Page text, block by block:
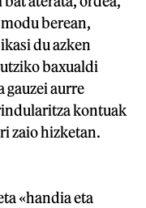
berean,
du azken
baxualdi
aurre
kontuak
zaio hizketan.
«handia eta